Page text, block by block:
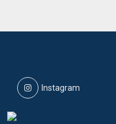
Instagram